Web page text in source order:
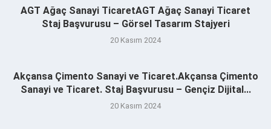
AGT Ağaç Sanayi TicaretAGT Ağaç Sanayi Ticaret
Staj Başvurusu – Görsel Tasarım Stajyeri
20 Kasım 2024
Akçansa Çimento Sanayi ve Ticaret.Akçansa Çimento
Sanayi ve Ticaret. Staj Başvurusu – Gençiz Dijital...
20 Kasım 2024